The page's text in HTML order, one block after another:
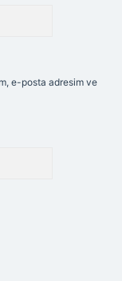
e-posta adresim ve